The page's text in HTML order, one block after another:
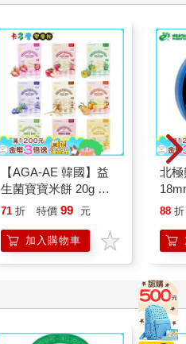
【AGA-AE 韓國】益
生菌寶寶米餅 20g 多
種口味 寶寶零食 寶寶
摩
71 折 特價 99 元
加入購物車
北
88 折